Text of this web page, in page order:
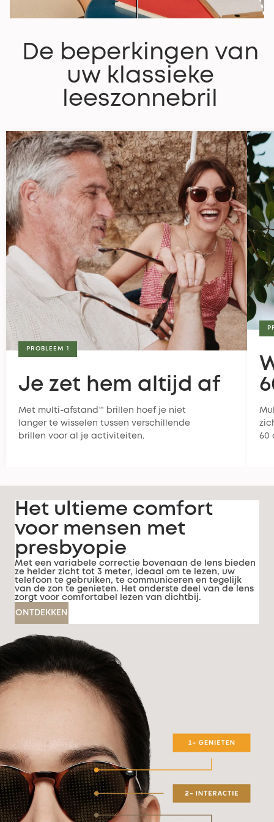
De beperkingen van
uw klassieke
leeszonnebril
PROBLEEM 1
Je zet hem altijd af
Met multi-afstand™ brillen hoef je niet
langer te wisselen tussen verschillende
brillen voor al je activiteiten.
60
Het ultieme comfort
voor mensen met
presbyopie
Met een variabele correctie bovenaan de lens bieden
ze helder zicht tot 3 meter, ideaal om te lezen, uw
telefoon te gebruiken, te communiceren en tegelijk
van de zon te genieten. Het onderste deel van de lens
zorgt voor comfortabel lezen van dichtbij.
ONTDEKKEN